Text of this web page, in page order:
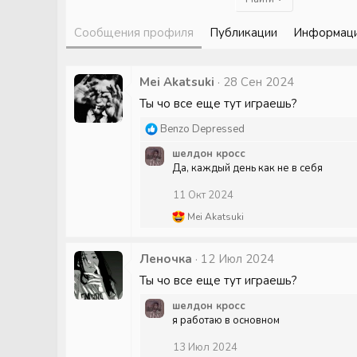
Сообщения профиля Публикации
Mei Akatsuki
28 Сен 2024
Ты чо все еще тут играешь?
Р
а
Benzo Depressed
шелдон кросс
Да, каждый день как не в себя
11 Окт 2024
Р
к
ц
и
:
Mei Akatsuki
Леночка
12 Июл 2024
Ты чо все еще тут играешь?
шелдон кросс
я работаю в основном
13 Июл 2024